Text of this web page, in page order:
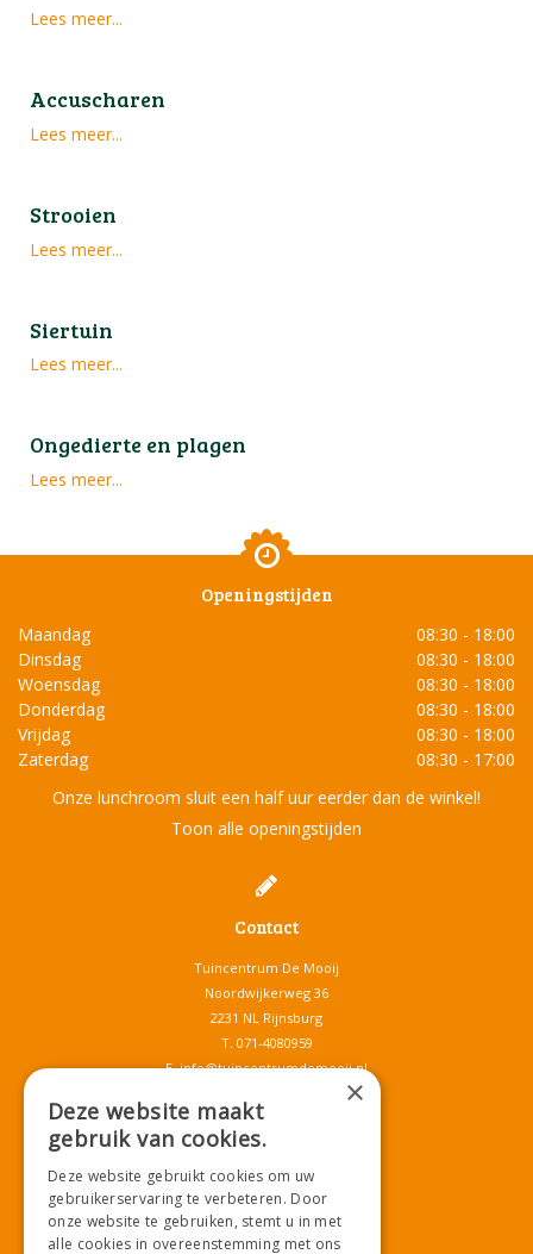
Lees meer...
Accuscharen
Lees meer...
Strooien
Lees meer...
Siertuin
Lees meer...
Ongedierte en plagen
Lees meer...
Openingstijden
Maandag
08:30 - 18:00
Dinsdag
08:30 - 18:00
Woensdag
08:30 - 18:00
Donderdag
08:30 - 18:00
Vrijdag
08:30 - 18:00
Zaterdag
08:30 - 17:00
Onze lunchroom sluit een half uur eerder dan de winkel!
Toon alle openingstijden
Contact
Tuincentrum De Mooij
Noordwijkerweg 36
2231 NL Rijnsburg
T. 071-4080959
E.info@tuincentrumdemooij.nl
Download onze App!
×
Deze website maakt
gebruik van cookies.
Deze website gebruikt cookies om uw
gebruikerservaring te verbeteren. Door
onze website te gebruiken, stemt u in met
alle cookies in overeenstemming met ons